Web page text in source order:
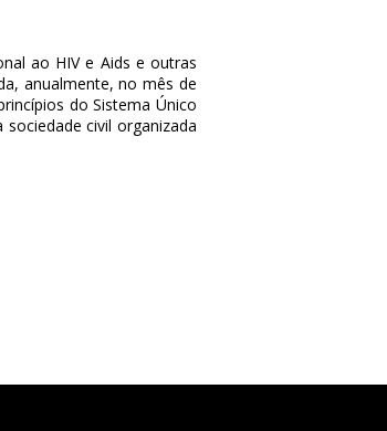
ao HIV e Aids e outras
anualmente, no mês de
do Sistema Único
civil organizada